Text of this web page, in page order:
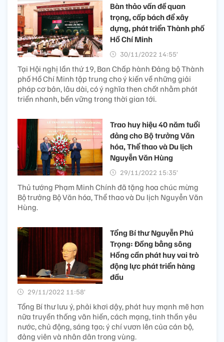
Bàn thảo vấn đề quan
trọng, cấp bách để xây
dựng, phát triển Thành phố
Hồ Chí Minh
30/11/2022 14:55’
Tại Hội nghị lần thứ 19, Ban Chấp hành Đảng bộ Thành
phố Hồ Chí Minh tập trung cho ý kiến về những giải
pháp cơ bản, lâu dài, có ý nghĩa then chốt nhằm phát
triển nhanh, bền vững trong thời gian tới.
Trao huy hiệu 40 năm tuổi
đảng cho Bộ trưởng Văn
hóa, Thể thao và Du lịch
Nguyễn Văn Hùng
29/11/2022 15:35’
Thủ tướng Phạm Minh Chính đã tặng hoa chúc mừng
Bộ trưởng Bộ Văn hóa, Thể thao và Du lịch Nguyễn Văn
Hùng.
Tổng Bí thư Nguyễn Phú
Trọng: Đồng bằng sông
Hồng cần phát huy vai trò
động lực phát triển hàng
đầu
29/11/2022 11:58’
Tổng Bí thư lưu ý, phải khơi dậy, phát huy mạnh mẽ hơn
nữa truyền thống văn hiến, cách mạng, tinh thần yêu
nước, chủ động, sáng tạo; ý chí vươn lên của cán bộ,
đảng viên và nhân dân trong vùng.